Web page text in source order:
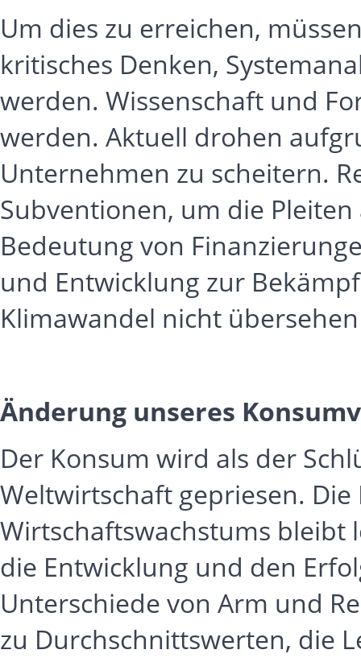
Um dies zu erreichen,
kritisches Denken,
werden. Wissenschaft und
werden. Aktuell drohen
Unternehmen zu scheitern.
Subventionen, um die
Bedeutung von
und Entwicklung zur
Klimawandel nicht
Änderung unseres
Der Konsum wird als der
Weltwirtschaft gepriesen. Die
Wirtschaftswachstums
die Entwicklung und den
Unterschiede von Arm und
zu Durchschnittswerten, die